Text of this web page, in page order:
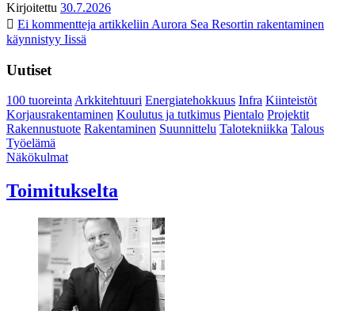
Kirjoitettu 30.7.2026
Ei kommentteja artikkeliin Aurora Sea Resortin rakentaminen
käynnistyy Iissä
Uutiset
100 tuoreintaArkkitehtuuri Energiatehokkuus Infra Kiinteistöt
Korjausrakentaminen Koulutus ja tutkimus Pientalo Projektit
Rakennustuote Rakentaminen Suunnittelu Talotekniikka Talous
Työelämä
Näkökulmat
Toimitukselta